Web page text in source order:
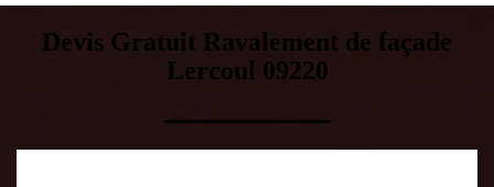
Devis Gratuit Ravalement de façade
Lercoul 09220